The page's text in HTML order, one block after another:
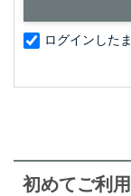
ログインした
初めてご利